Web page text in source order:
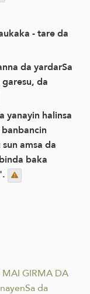
- tare da
da yardarSa
da
yanayin halinsa
amsa da
baka
GIRMA DA
da